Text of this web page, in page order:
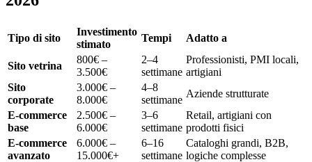
Tipo di sito
Investimento
stimato
Tempi Adatto a
Sito vetrina
800€ –
3.500€
2–4
settimane
Professionisti, PMI locali,
artigiani
Sito
corporate
3.000€ –
8.000€
4–8
settimane
Aziende strutturate
E-commerce
base
2.500€ –
6.000€
3–6
settimane
Retail, artigiani con
prodotti fisici
E-commerce
avanzato
6.000€ –
15.000€+
6–16
settimane
Cataloghi grandi, B2B,
logiche complesse